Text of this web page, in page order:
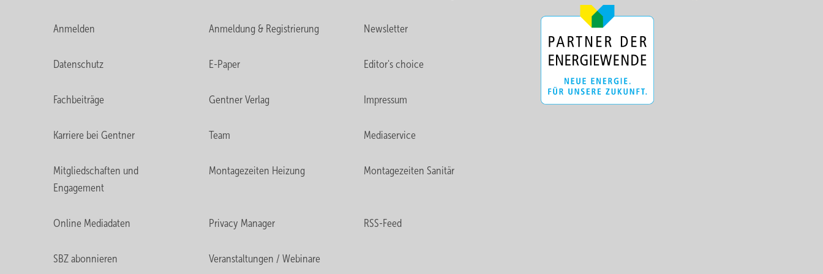
Anmelden Anmeldung & Registrierung Newsletter
Datenschutz E-Paper Editor's choice
Fachbeiträge Gentner Verlag Impressum
Karriere bei Gentner Team Mediaservice
Mitgliedschaften und
Engagement
Montagezeiten Heizung Montagezeiten Sanitär
Online Mediadaten Privacy Manager RSS-Feed
SBZ abonnieren Veranstaltungen / Webinare